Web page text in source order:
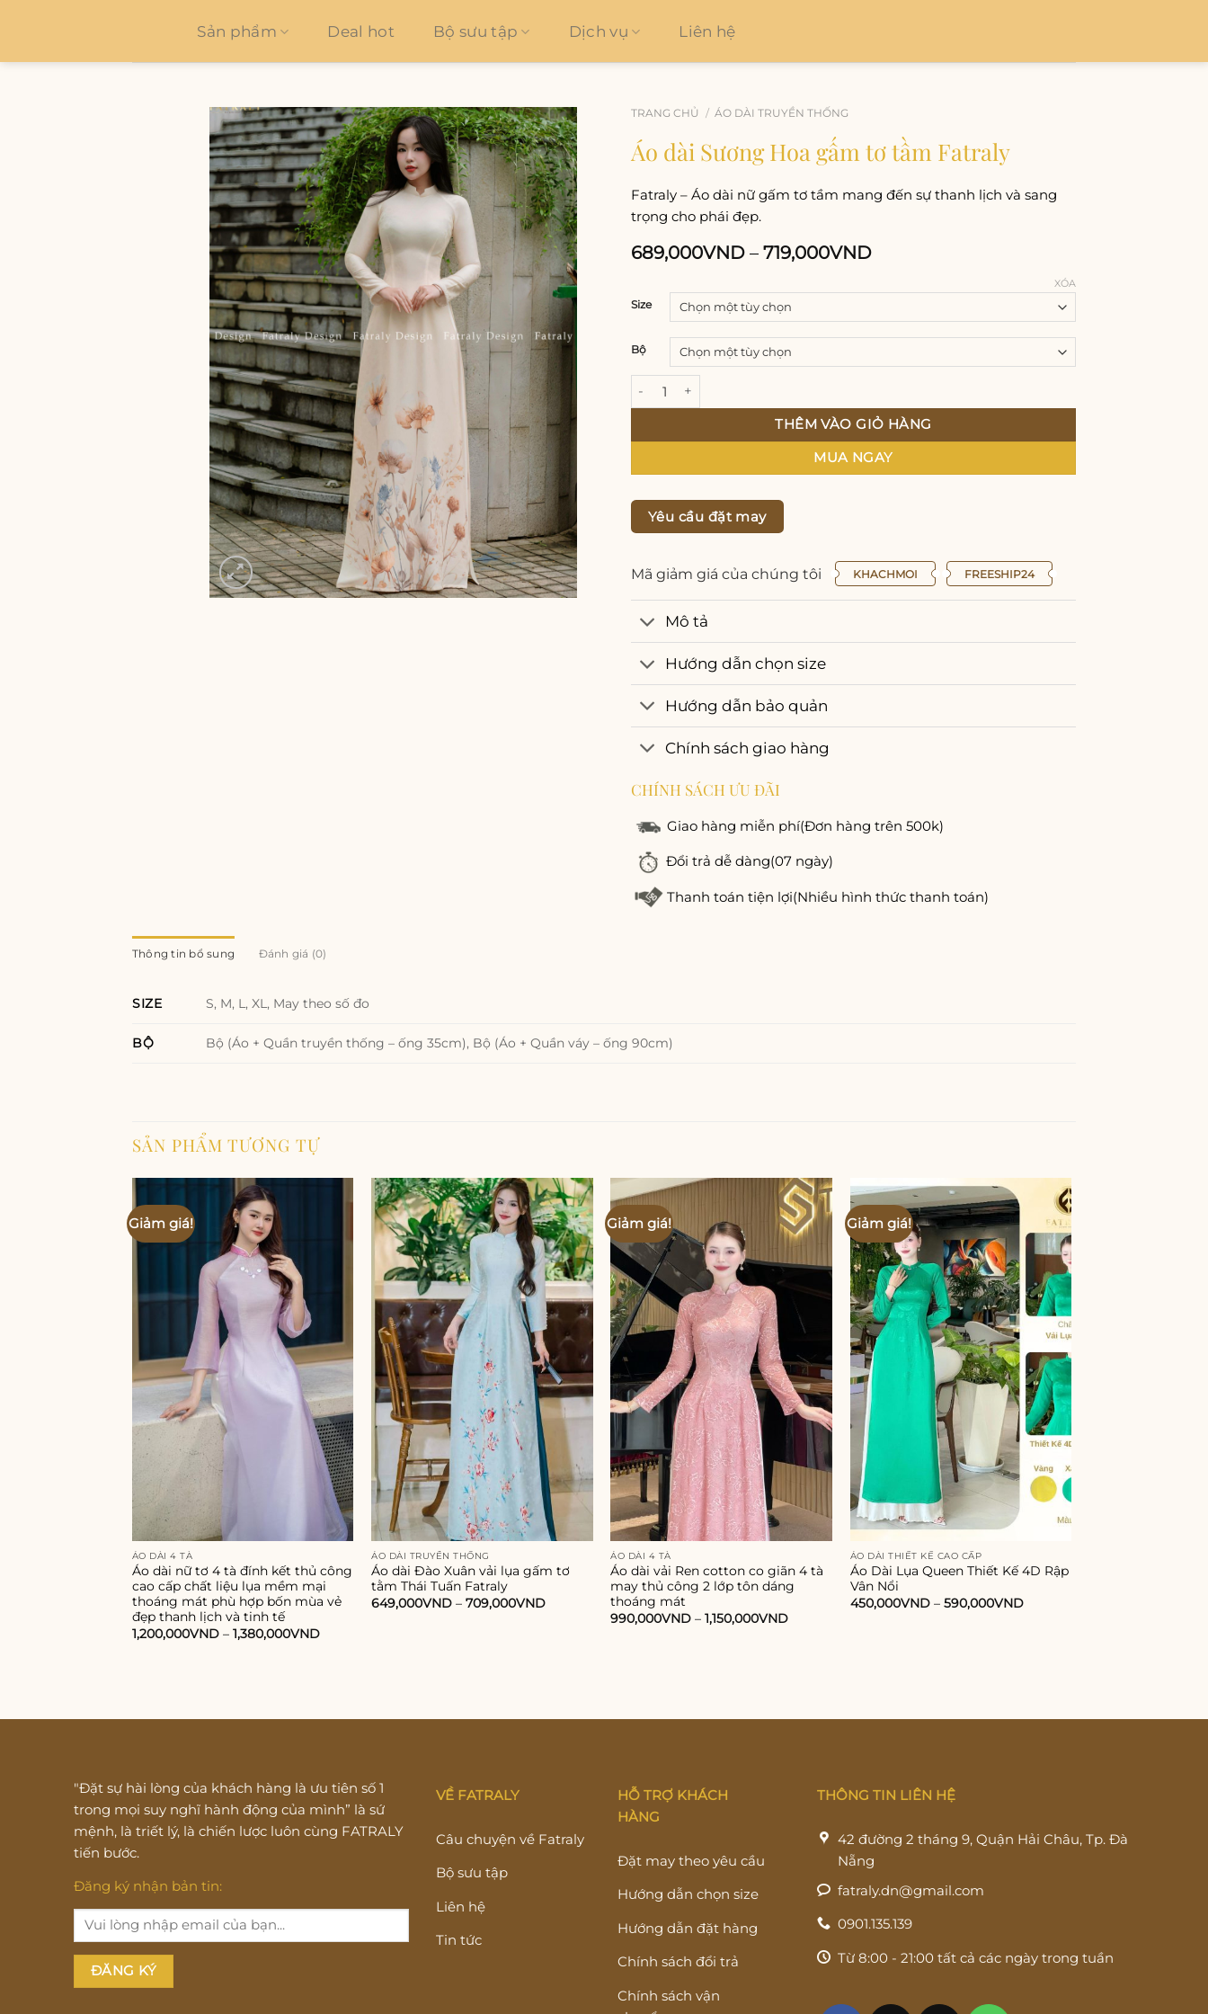
Sản phẩm Deal hot Bộ sưu tập Dịch vụ Liên hệ
Add to
wishlist
TRANG CHỦ / ÁO DÀI TRUYỀN THỐNG
Áo dài Sương Hoa gấm tơ tầm Fatraly
Fatraly – Áo dài nữ gấm tơ tầm mang đến sự thanh lịch và sang
trọng cho phái đẹp.
689,000VND – 719,000VND
Size
Bộ
XÓA
THÊM VÀO GIỎ HÀNG
MUA NGAY
Yêu cầu đặt may
Mã giảm giá của chúng tôi KHACHMOI FREESHIP24
Mô tả
Hướng dẫn chọn size
Hướng dẫn bảo quản
Chính sách giao hàng
CHÍNH SÁCH ƯU ĐÃI
Giao hàng miễn phí(Đơn hàng trên 500k)
Đổi trả dễ dàng(07 ngày)
Thanh toán tiện lợi(Nhiều hình thức thanh toán)
Thông tin bổ sung Đánh giá (0)
SIZE S, M, L, XL, May theo số đo
BỘ Bộ (Áo + Quần truyền thống – ống 35cm), Bộ (Áo + Quần váy – ống 90cm)
SẢN PHẨM TƯƠNG TỰ
Giảm giá!
ÁO DÀI 4 TÀ
Áo dài nữ tơ 4 tà đính kết thủ công
cao cấp chất liệu lụa mềm mại
thoáng mát phù hợp bốn mùa vẻ
đẹp thanh lịch và tinh tế
1,200,000VND– 1,380,000VND
Add to
wishlist
ÁO DÀI TRUYỀN THỐNG
Áo dài Đào Xuân vải lụa gấm tơ
tằm Thái Tuấn Fatraly
649,000VND –709,000VND
Giảm giá!
Add to
wishlist
ÁO DÀI 4 TÀ
Áo dài vải Ren cotton co giãn 4 tà
may thủ công 2 lớp tôn dáng
thoáng mát
990,000VND –1,150,000VND
Giảm giá!
Add to
wishlist
ÁO DÀI THIẾT KẾ CAO CẤP
Áo Dài Lụa Queen Thiết Kế 4D Rập
Vân Nổi
450,000VND– 590,000VND
"Đặt sự hài lòng của khách hàng là ưu tiên số 1
trong mọi suy nghĩ hành động của mình” là sứ
mệnh, là triết lý, là chiến lược luôn cùng FATRALY
tiến bước.
Đăng ký nhận bản tin:
VỀ FATRALY
Câu chuyện về Fatraly
Bộ sưu tập
Liên hệ
Tin tức
HỖ TRỢ KHÁCH
HÀNG
Đặt may theo yêu cầu
Hướng dẫn chọn size
Hướng dẫn đặt hàng
Chính sách đổi trả
Chính sách vận
THÔNG TIN LIÊN HỆ
42 đường 2 tháng 9, Quận Hải Châu, Tp. Đà
Nẵng
fatraly.dn@gmail.com
0901.135.139
Từ 8:00 - 21:00 tất cả các ngày trong tuần